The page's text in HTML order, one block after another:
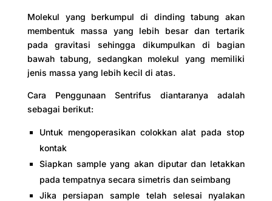
Molekul yang berkumpul di dinding tabung akan
membentuk massa yang lebih besar dan tertarik
pada gravitasi sehingga dikumpulkan di bagian
bawah tabung, sedangkan molekul yang memiliki
jenis massa yang lebih kecil di atas.
Cara Penggunaan Sentrifus diantaranya adalah
sebagai berikut:
Untuk mengoperasikan colokkan alat pada stop
kontak
Siapkan sample yang akan diputar dan letakkan
pada tempatnya secara simetris dan seimbang
Jika persiapan sample telah selesai nyalakan